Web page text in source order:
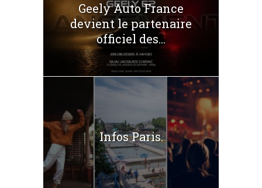
Geely Auto France
devient le partenaire
officiel des...
Infos Paris.